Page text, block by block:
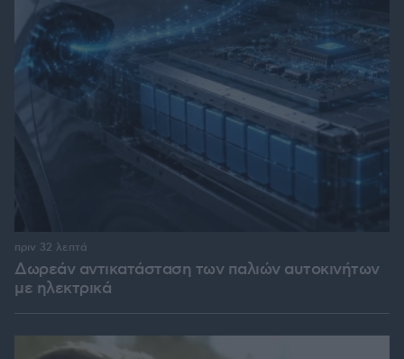
Δωρεάν αντικατάσταση των παλιών αυτοκινήτων
με ηλεκτρικά
πριν 32 λεπτά